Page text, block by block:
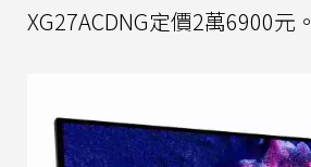
XG27ACDNG定價2萬6900元。